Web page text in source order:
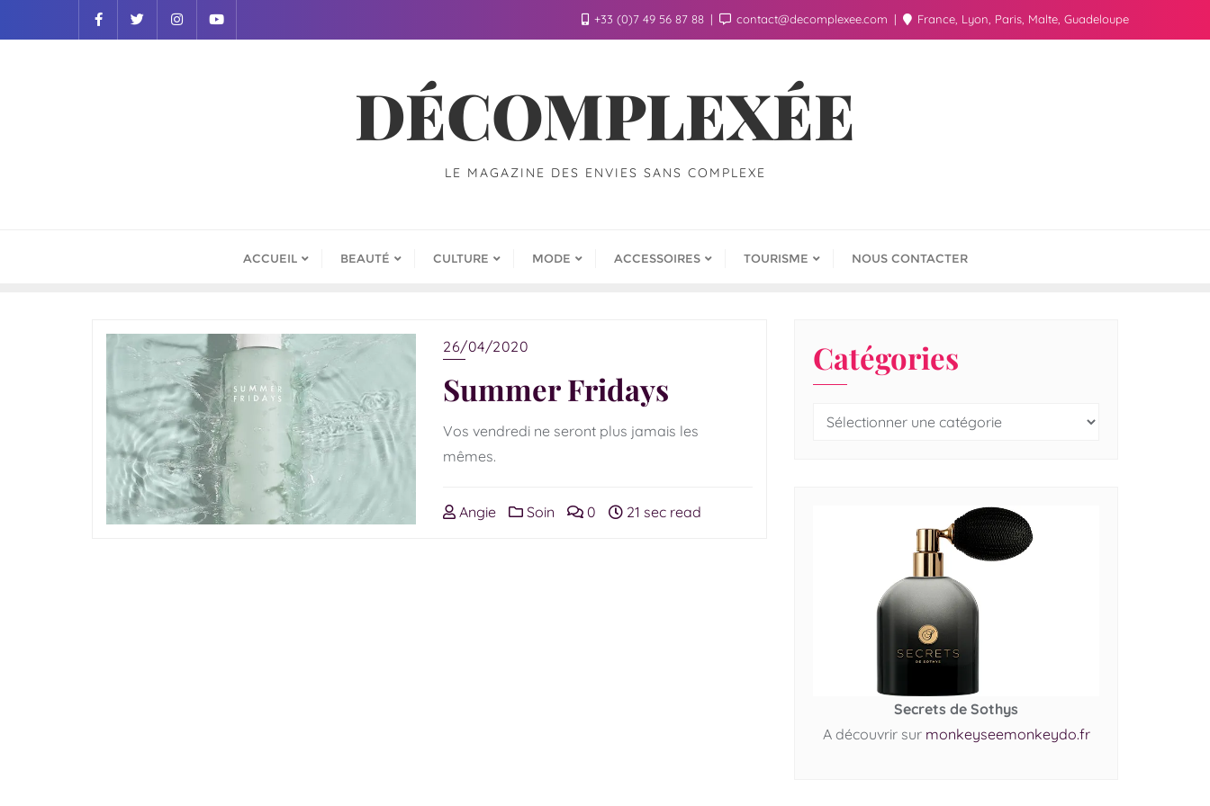
+33 (0)7 49 56 87 88 contact@decomplexee.com France, Lyon, Paris, Malte, Guadeloupe
DÉCOMPLEXÉE
LE MAGAZINE DES ENVIES SANS COMPLEXE
ACCUEIL BEAUTÉ CULTURE MODE ACCESSOIRES TOURISME NOUS CONTACTER
26/04/2020
Summer Fridays
Vos vendredi ne seront plus jamais les
mêmes.
Angie Soin 0 21 sec read
Catégories
Secrets de Sothys
A découvrir sur monkeyseemonkeydo.fr